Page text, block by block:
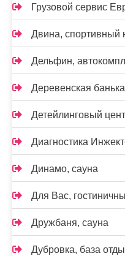
Грузовой сервис
Двина, спортивный
Дельфин,
Деревенская банька
Детейлинговый
Диагностика
Динамо, сауна
Для Вас,
Дружбаня, сауна
Дубровка, база